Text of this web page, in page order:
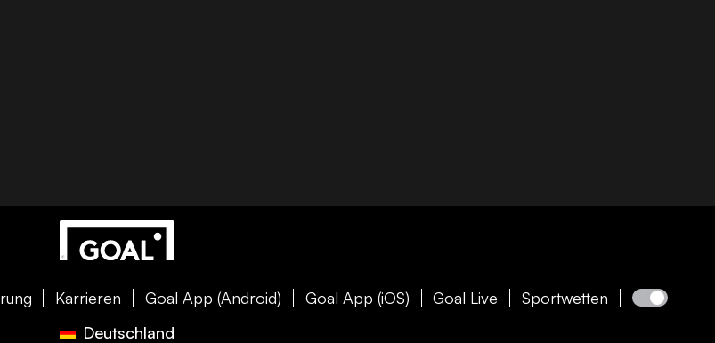
Karrieren Goal App (Android) Goal App (iOS) Goal Live
Sportwetten
Deutschland